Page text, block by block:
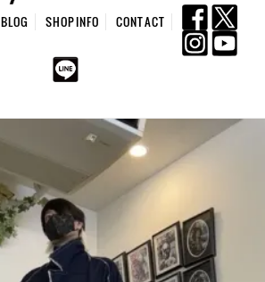
BLOG SHOPINFO CONTACT